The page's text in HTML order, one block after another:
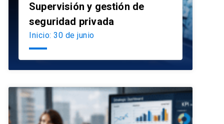
Supervisión y gestión de
seguridad privada
Inicio: 30 de junio